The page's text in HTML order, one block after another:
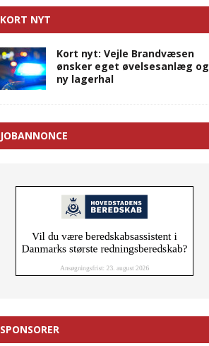
KORT NYT
Kort nyt: Vejle Brandvæsen
ønsker eget øvelsesanlæg og
ny lagerhal
JOBANNONCE
SPONSORER